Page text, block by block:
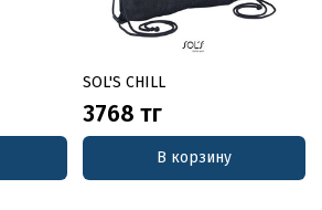
SOL'S CHILL
3768 тг
В корзину